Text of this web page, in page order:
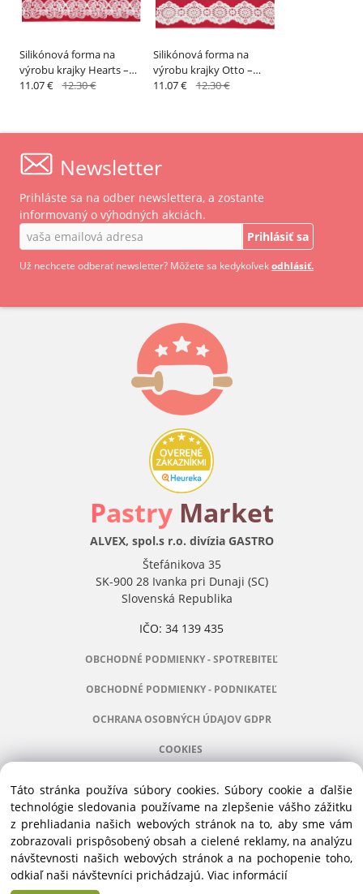
Silikónová forma na
výrobu krajky Hearts –
LAPED
11.07 € 12.30 €
Silikónová forma na
výrobu krajky Otto –
LAPED
11.07 € 12.30 €
Newsletter
Prihláste sa na odber newslettera, a zostante
informovaný o výhodných akciách.
Prihlásiť sa
Už nechcete odberať newsletter? Môžete sa kedykoľvekodhlásiť.
Pastry Market
ALVEX, spol.s r.o. divízia GASTRO
Štefánikova 35
SK-900 28 Ivanka pri Dunaji (SC)
Slovenská Republika
IČO: 34 139 435
OBCHODNÉ PODMIENKY - SPOTREBITEĽ
OBCHODNÉ PODMIENKY - PODNIKATEĽ
OCHRANA OSOBNÝCH ÚDAJOV GDPR
COOKIES
Manažér:+421 911 031 991
Príslušenstvo:+421 910 121 005
Stroje:+421 903 404 067
Servis:+421 903 404 047
Táto stránka používa súbory cookies. Súbory cookie a ďalšie
technológie sledovania používame na zlepšenie vášho zážitku
z prehliadania našich webových stránok na to, aby sme vám
zobrazovali prispôsobený obsah a cielené reklamy, na analýzu
návštevnosti našich webových stránok a na pochopenie toho,
odkiaľ naši návštevníci prichádzajú. Viac informácií